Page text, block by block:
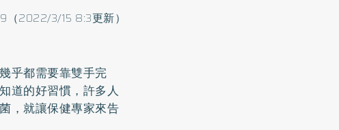
（2022/3/15 8:3更新）
乎都需要靠雙手完
道的好習慣，許多人
，就讓保健專家來告